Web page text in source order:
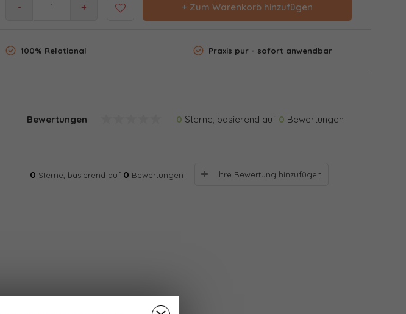
- + + Zum Warenkorb hinzufügen
100% Relational Praxis pur - sofort anwendbar
Bewertungen 0 Sterne, basierend auf 0 Bewertungen
0 Sterne, basierend auf 0 Bewertungen Ihre Bewertung hinzufügen